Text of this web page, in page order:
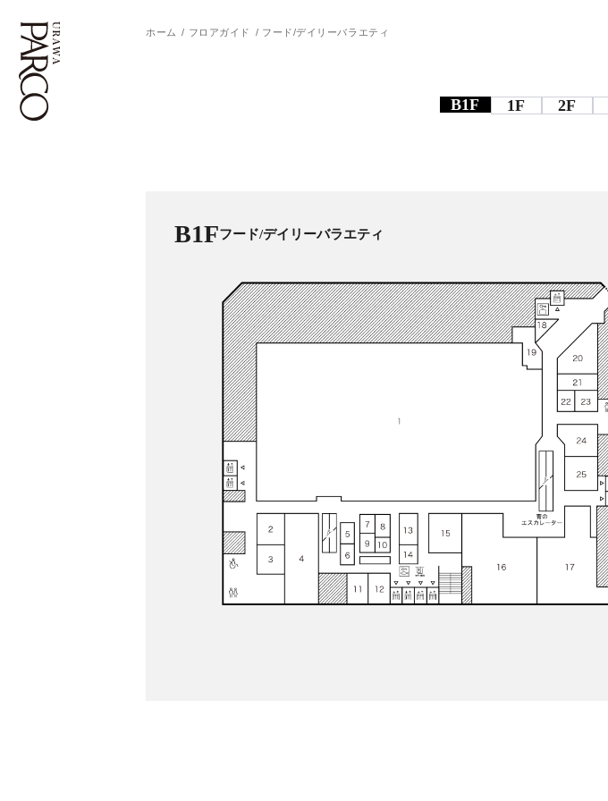
レストラン・カフェ
ホーム フロアガイド フード/デイリーバラエティ
B1F 1F 2F
B1Fフード/デイリーバラエティ